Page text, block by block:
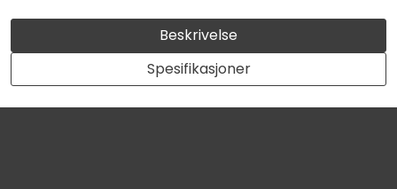
Beskrivelse
Spesifikasjoner